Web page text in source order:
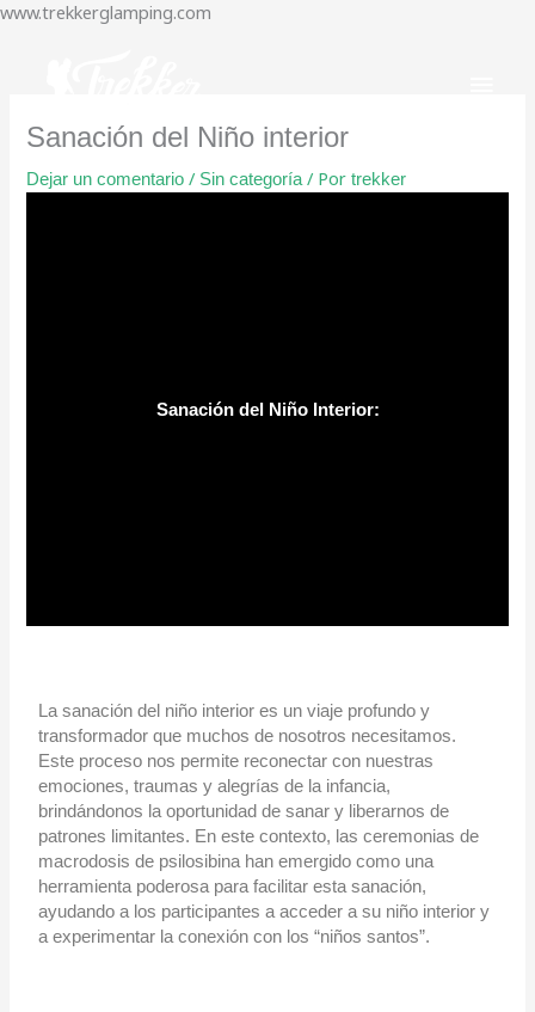
www.trekkerglamping.com
Sanación del Niño interior
Dejar un comentario / Sin categoría/ Portrekker
Sanación del Niño Interior:
La sanación del niño interior es un viaje profundo y
transformador que muchos de nosotros necesitamos.
Este proceso nos permite reconectar con nuestras
emociones, traumas y alegrías de la infancia,
brindándonos la oportunidad de sanar y liberarnos de
patrones limitantes. En este contexto, las ceremonias de
macrodosis de psilosibina han emergido como una
herramienta poderosa para facilitar esta sanación,
ayudando a los participantes a acceder a su niño interior y
a experimentar la conexión con los “niños santos”.